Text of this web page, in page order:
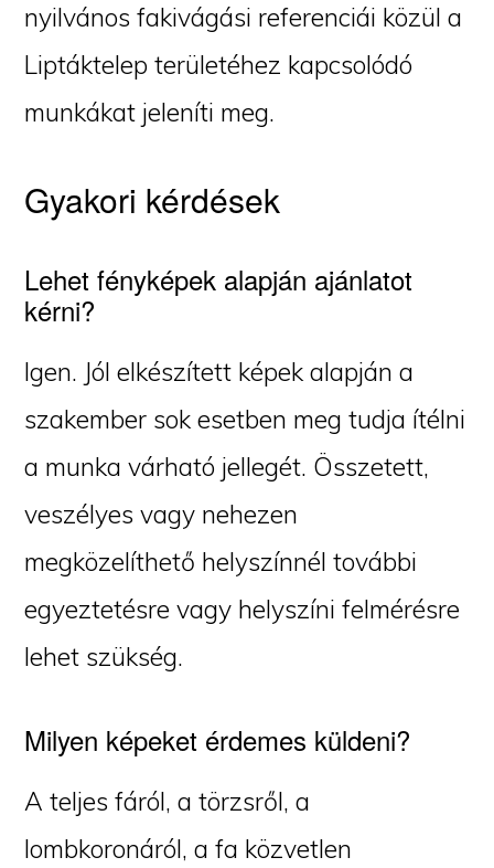
nyilvános fakivágási referenciái közül a
Liptáktelep területéhez kapcsolódó
munkákat jeleníti meg.
Gyakori kérdések
Lehet fényképek alapján ajánlatot
kérni?
Igen. Jól elkészített képek alapján a
szakember sok esetben meg tudja ítélni
a munka várható jellegét. Összetett,
veszélyes vagy nehezen
megközelíthető helyszínnél további
egyeztetésre vagy helyszíni felmérésre
lehet szükség.
Milyen képeket érdemes küldeni?
A teljes fáról, a törzsről, a
lombkoronáról, a fa közvetlen